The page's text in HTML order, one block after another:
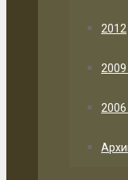
2012